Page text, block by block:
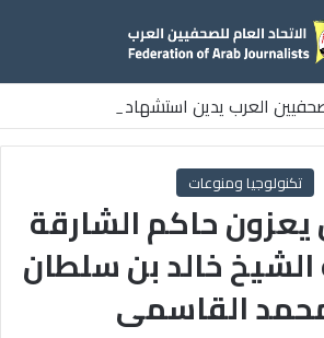
العرب يدين استشهاد
باستهداف إسرائيلي وسط قطاع غزة
تكنولوجيا ومنوعات
حاكم الشارقة
الشيخ خالد بن سلطان
القاسمى